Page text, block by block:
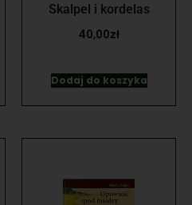
Skalpel i kordelas
40,00zł
Dodaj do koszyka